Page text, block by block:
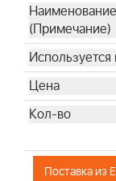
Поставка из